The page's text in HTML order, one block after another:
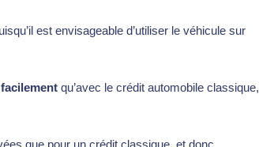
est envisageable d’utiliser le véhicule sur
qu’avec le crédit automobile classique,